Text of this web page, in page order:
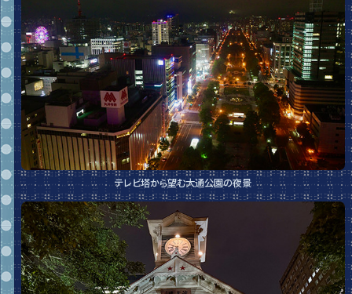
テレビ塔から望む大通公園の夜景